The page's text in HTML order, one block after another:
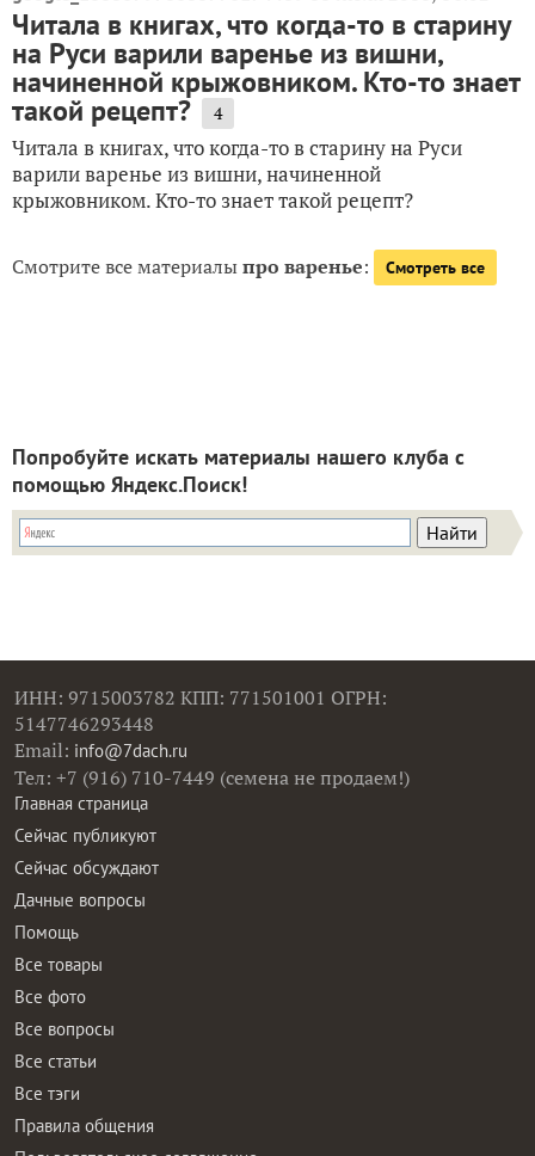
Читала в книгах, что когда-то в старину
на Руси варили варенье из вишни,
начиненной крыжовником. Кто-то знает
такой рецепт? 4
Читала в книгах, что когда-то в старину на Руси
варили варенье из вишни, начиненной
крыжовником. Кто-то знает такой рецепт?
Смотрите все материалыпро варенье: Смотреть все
Попробуйте искать материалы нашего клуба с
помощью Яндекс.Поиск!
ИНН: 9715003782 КПП: 771501001 ОГРН:
5147746293448
Email: info@7dach.ru
Тел: +7 (916) 710-7449 (семена не продаем!)
Главная страница
Сейчас публикуют
Сейчас обсуждают
Дачные вопросы
Помощь
Все товары
Все фото
Все вопросы
Все статьи
Все тэги
Правила общения